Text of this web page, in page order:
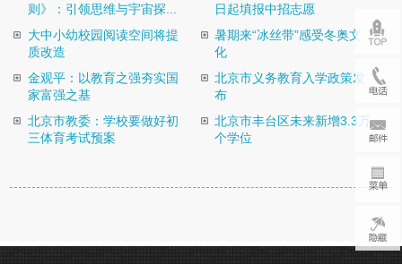
则》：引领思维与宇宙探...
日起填报中招志愿
大中小幼校园阅读空间将提
质改造
暑期来“冰丝带”感受冬奥文
化
金观平：以教育之强夯实国
家富强之基
北京市义务教育入学政策发
布
北京市教委：学校要做好初
三体育考试预案
北京市丰台区未来新增3.3万
个学位